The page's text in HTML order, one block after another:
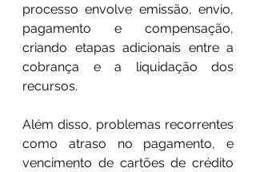
processo envolve emissão, envio,
pagamento e compensação,
criando etapas adicionais entre a
cobrança e a liquidação dos
recursos.
Além disso, problemas recorrentes
como atraso no pagamento, e
vencimento de cartões de crédito